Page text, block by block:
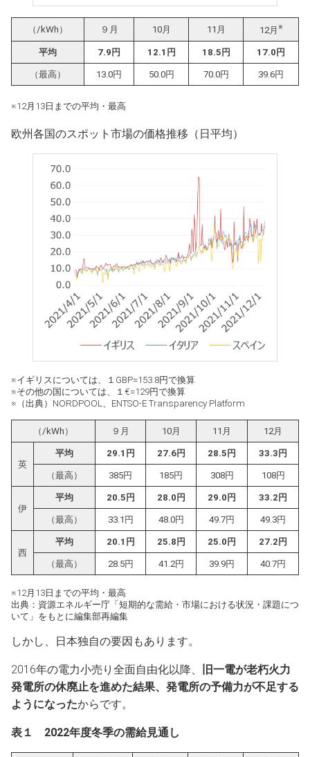
（/kWh） ９月 10月 11月 12月 ※
平均 7.9円 12.1円 18.5円 17.0円
（最高） 13.0円 50.0円 70.0円 39.6円
※12月13日までの平均・最高
欧州各国のスポット市場の価格推移（日平均）
※イギリスについては、１GBP=153.8円で換算
※その他の国については、１€=129円で換算
※（出典）NORDPOOL、ENTSO-E Transparency Platform
（/kWh） ９月 10月 11月 12月
英
平均 29.1円 27.6円 28.5円 33.3円
（最高） 385円 185円 308円 108円
伊
平均 20.5円 28.0円 29.0円 33.2円
（最高） 33.1円 48.0円 49.7円 49.3円
西
平均 20.1円 25.8円 25.0円 27.2円
（最高） 28.5円 41.2円 39.9円 40.7円
※12月13日までの平均・最高
出典：資源エネルギー庁「短期的な需給・市場における状況・課題につ
いて」をもとに編集部再編集
しかし、日本独自の要因もあります。
2016年の電力小売り全面自由化以降、
旧一電が老朽火力
発電所の休廃止を進めた結果、発電所の予備力が不足する
ようになったからです。
表１ 2022年度冬季の需給見通し